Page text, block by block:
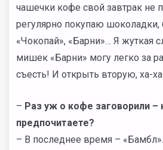
чашечки кофе свой завтрак не
регулярно покупаю шоколадки,
«Чокопай», «Барни»… Я жуткая
мишек «Барни» могу легко за
съесть! И открыть вторую, ха-ха.
– Раз уж о кофе заговорили –
предпочитаете?
– В последнее время –